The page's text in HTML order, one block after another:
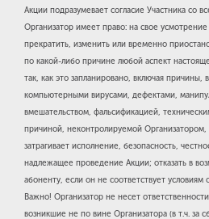
Акции подразумевает согласие Участника со
Организатор имеет право: на свое
прекратить, изменить или временно
по какой-либо причине любой аспект
так, как это запланировано, включая причины,
компьютерными вирусами, дефектами,
вмешательством, фальсификацией,
причиной, неконтролируемой Организатором,
затрагивает исполнение, безопасность,
надлежащее проведение Акции; отказать в
абоненту, если он не соответствует условиям
Важно! Организатор не несет
возникшие не по вине Организатора (в т.ч. за